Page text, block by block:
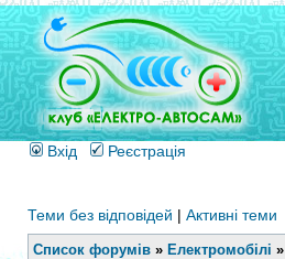
Вхід Реєстрація
Теми без відповідей | Активні теми
Список форумів » Електромобілі »